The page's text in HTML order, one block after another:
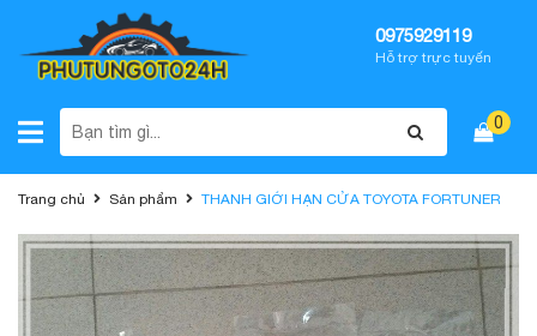
0975929119
Hỗ trợ trực tuyến
0
Trang chủ Sản phẩm THANH GIỚI HẠN CỬA TOYOTA FORTUNER